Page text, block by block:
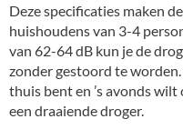
Deze specificaties maken
huishoudens van 3-4
van 62-64 dB kun je de
zonder gestoord te
thuis bent en ’s avonds
een draaiende droger.